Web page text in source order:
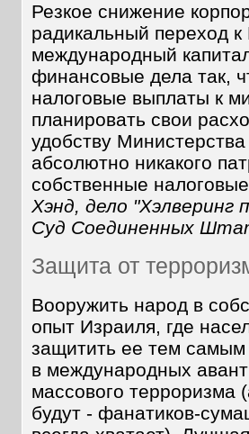
Резкое снижение
радикальный переход
международный
финансовые дела так,
налоговые выплаты к
планировать свои
удобству
абсолютно никакого
собственные
Хэнд, дело "Хэлверинг
Суд Соединенных
Защита от
Вооружить народ в
опыт Израиля, где
защитить ее тем самым
в международных
массового терроризма
будут - фанатиков-